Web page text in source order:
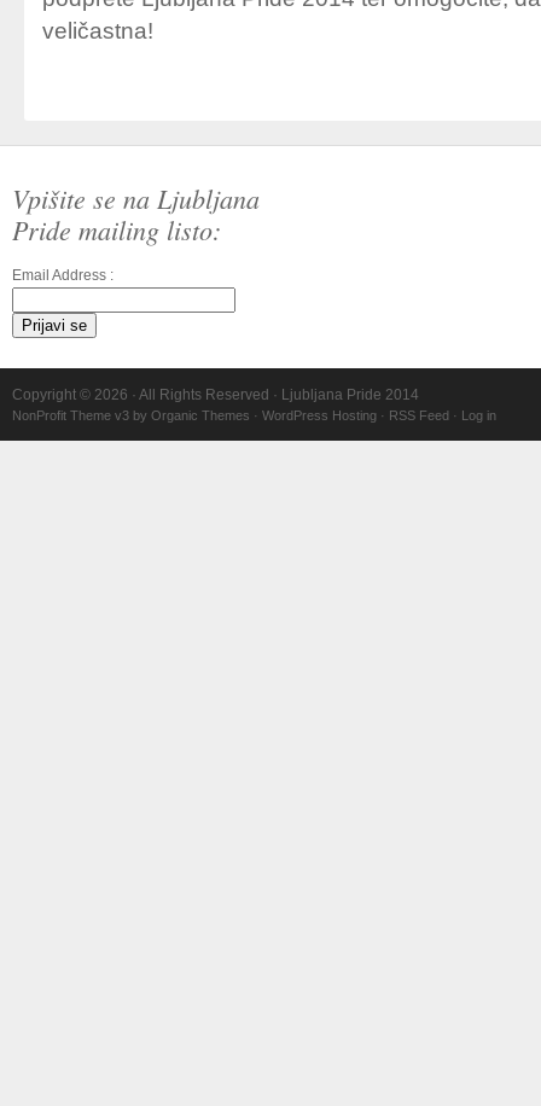
veličastna!
Vpišite se na Ljubljana
Pride mailing listo:
Email Address :
Copyright © 2026 · All Rights Reserved · Ljubljana Pride 2014
NonProfit Theme v3 by Organic Themes · WordPress Hosting · RSS Feed · Log in